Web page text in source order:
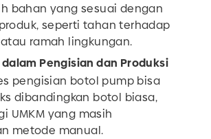
bahan yang sesuai dengan
seperti tahan terhadap
ramah lingkungan.
Pengisian dan Produksi
pengisian botol pump bisa
dibandingkan botol biasa,
UMKM yang masih
metode manual.